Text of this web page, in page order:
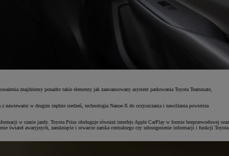
znajdziemy ponadto takie elementy jak zaawansowany asystent parkowania Toyota Teammate,
w drugim rzędzie siedzeń, technologia Nanoe-X do oczyszczania i nawilżania powietrza
w czasie jazdy. Toyota Prius obsługuje również interfejs Apple CarPlay w formie bezprzewodowej oraz
świateł awaryjnych, zamknięcie i otwarcie zamka centralnego czy udostępnienie informacji i funkcji Toyota